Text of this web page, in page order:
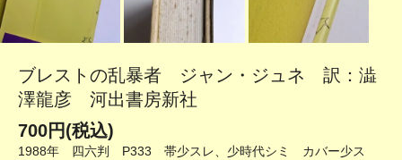
ブレストの乱暴者 ジャン・ジュネ 訳：澁
澤龍彦 河出書房新社
700円(税込)
1988年 四六判 P333 帯少スレ、少時代シミ カバー少ス